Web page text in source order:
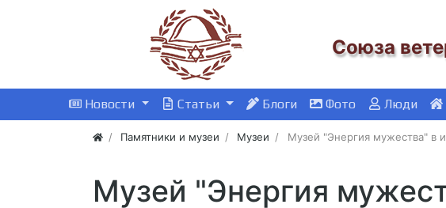
Союза
Новости Статьи Блоги Фото Люди
Памятники и музеи Музеи Музей "Энергия мужества" в
Музей "Энергия